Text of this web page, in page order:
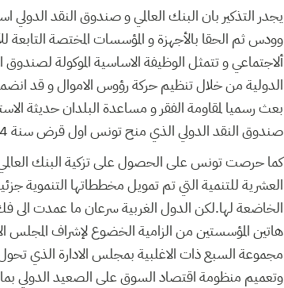
وودس ثم الحقا بالأجهزة و المؤسسات المختصة
ألاجتماعي و تتمثل الوظيفة الاساسية الموكولة لصندوق
بعث رسميا لمقاومة الفقر و مساعدة البلدان حديثة
صندوق النقد الدولي الذي منح تونس اول قرض سنة 1964 و كان بقيمة 13 مليون دولا.
كما حرصت تونس على الحصول على تزكية البنك العالمي
العشرية للتنمية التي تم تمويل مخططاتها التنموية
الخاضعة لها.لكن الدول الغربية سرعان ما عمدت الى
هاتين المؤسستين من الزامية الخضوع لإشراف المجلس
مجموعة السبع ذات الاغلبية بمجلس الادارة الذي
وتعميم منظومة اقتصاد السوق على الصعيد الدولي